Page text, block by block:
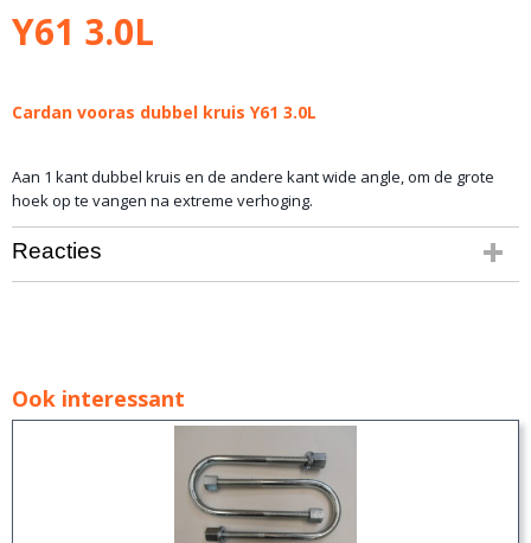
Y61 3.0L
Cardan vooras dubbel kruis Y61 3.0L
Aan 1 kant dubbel kruis en de andere kant wide angle, om de grote
hoek op te vangen na extreme verhoging.
Reacties
Ook interessant